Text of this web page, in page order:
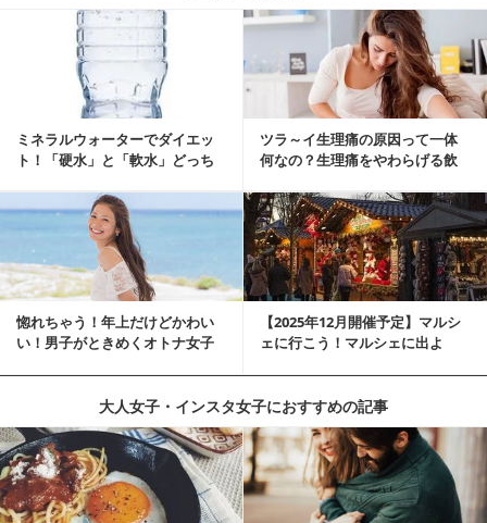
ミネラルウォーターでダイエッ
ト！「硬水」と「軟水」どっち
ツラ～イ生理痛の原因って一体
何なの？生理痛をやわらげる飲
惚れちゃう！年上だけどかわい
い！男子がときめくオトナ女子
【2025年12月開催予定】マルシ
ェに行こう！マルシェに出よ
大人女子・インスタ女子におすすめの記事